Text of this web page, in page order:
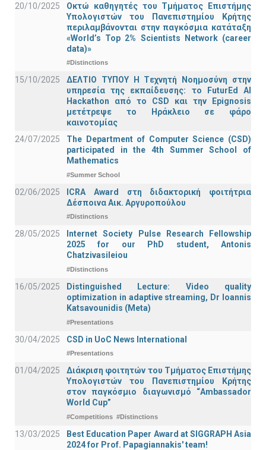
20/10/2025
Οκτώ καθηγητές του Τμήματος Επιστήμης
Υπολογιστών του Πανεπιστημίου Κρήτης
περιλαμβάνονται στην παγκόσμια κατάταξη
«World’s Top 2% Scientists Network (career
data)»
#Distinctions
15/10/2025
ΔΕΛΤΙΟ ΤΥΠΟΥ H Tεχνητή Νοημοσύνη στην
υπηρεσία της εκπαίδευσης: το FuturEd AI
Hackathon από το CSD και την Epignosis
μετέτρεψε το Ηράκλειο σε φάρο
καινοτομίας
24/07/2025
The Department of Computer Science (CSD)
participated in the 4th Summer School of
Mathematics
#Summer School
02/06/2025
ICRA Award στη διδακτορική φοιτήτρια
Δέσποινα Αικ. Αργυροπούλου
#Distinctions
28/05/2025
Internet Society Pulse Research Fellowship
2025 for our PhD student, Antonis
Chatzivasileiou
#Distinctions
16/05/2025
Distinguished Lecture: Video quality
optimization in adaptive streaming, Dr Ioannis
Katsavounidis (Meta)
#Presentations
30/04/2025 CSD in UoC News International
#Presentations
01/04/2025
Διάκριση φοιτητών του Τμήματος Επιστήμης
Υπολογιστών του Πανεπιστημίου Κρήτης
στον παγκόσμιο διαγωνισμό “Ambassador
World Cup”
#Competitions #Distinctions
13/03/2025
Best Education Paper Award at SIGGRAPH Asia
2024 for Prof. Papagiannakis' team!